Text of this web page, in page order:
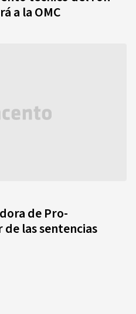
a la OMC
de Pro-
las sentencias